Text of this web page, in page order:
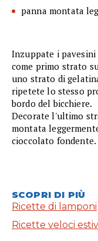
panna montata
Inzuppate i
come primo strato
uno strato di
ripetete lo stesso
bordo del bicchiere.
Decorate l'ultimo
montata
cioccolato fondente.
SCOPRI DI PIÙ
Ricette di lamponi
Ricette veloci